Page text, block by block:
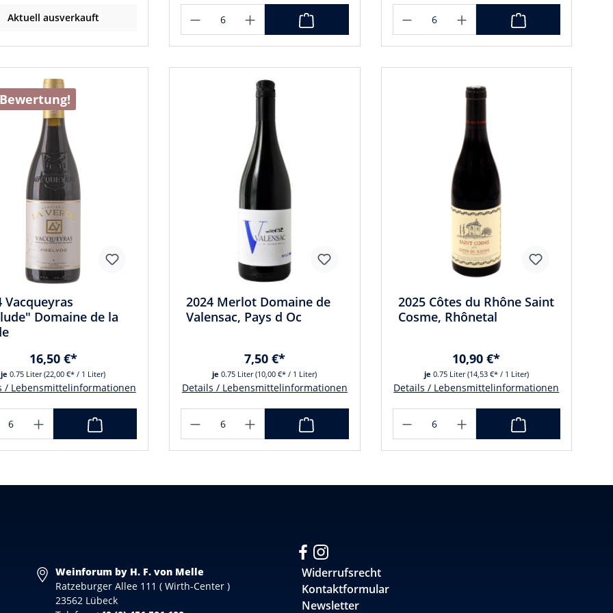
Aktuell ausverkauft
Vacqueyras
Domaine de la
je0.75 Liter(22,00 €* / 1 Liter)
16,50 €*
/ Lebensmittelinformationen
2024 Merlot Domaine de
Valensac, Pays d Oc
je0.75 Liter(10,00 €* / 1 Liter)
7,50 €*
Details / Lebensmittelinformationen
2025 Côtes du Rhône Saint
Cosme, Rhônetal
je 0.75 Liter(14,53 €* / 1 Liter)
10,90 €*
Details / Lebensmittelinformationen
Weinforum by H. F. von Melle
Ratzeburger Allee 111 ( Wirth-Center )
23562 Lübeck
Widerrufsrecht
Kontaktformular
Newsletter